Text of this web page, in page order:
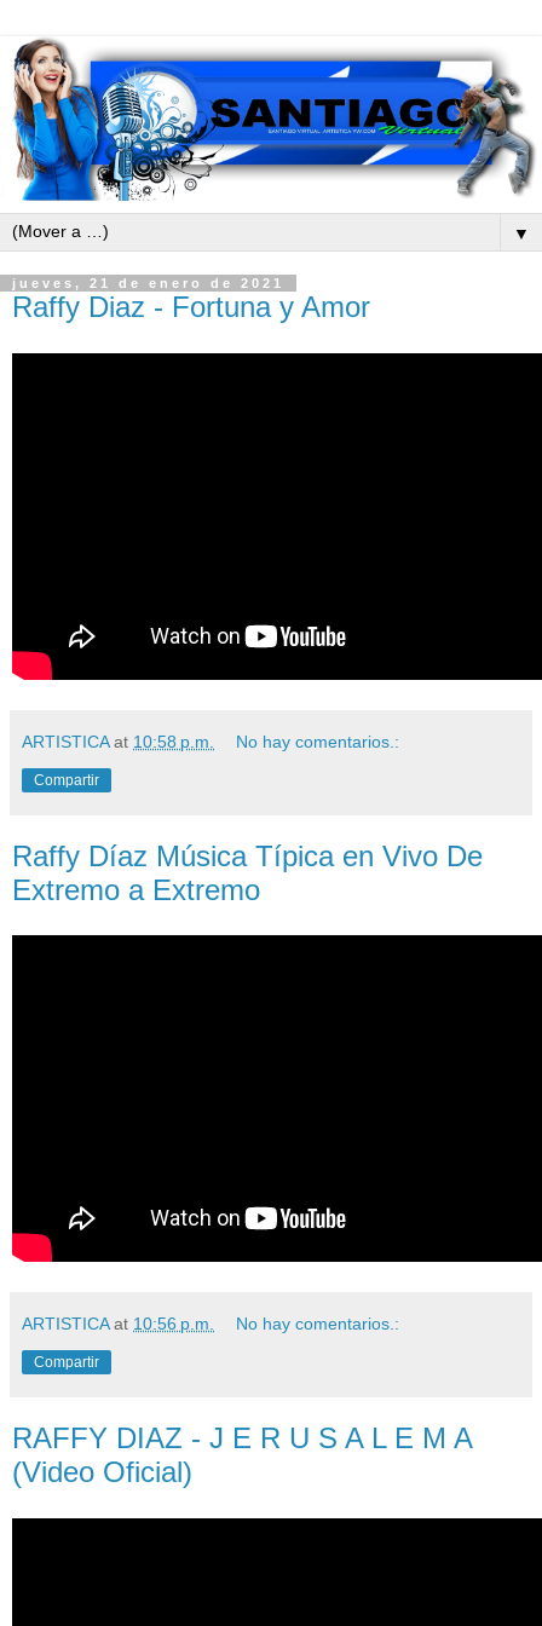
▼
jueves, 21 de enero de 2021
Raffy Diaz - Fortuna y Amor
ARTISTICA at 10:58 p.m. No hay comentarios.:
Compartir
Raffy Díaz Música Típica en Vivo De
Extremo a Extremo
ARTISTICA at 10:56 p.m. No hay comentarios.:
Compartir
RAFFY DIAZ - J E R U S A L E M A
(Video Oficial)